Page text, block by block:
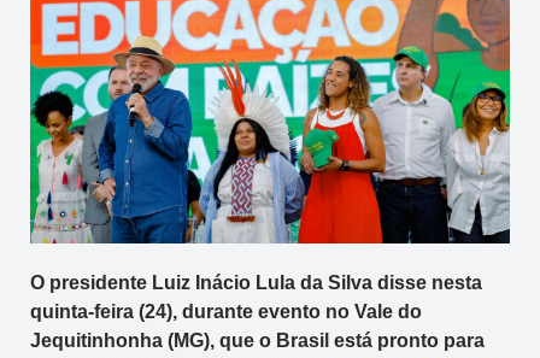
O presidente Luiz Inácio Lula da Silva disse nesta
quinta-feira (24), durante evento no Vale do
Jequitinhonha (MG), que o Brasil está pronto para